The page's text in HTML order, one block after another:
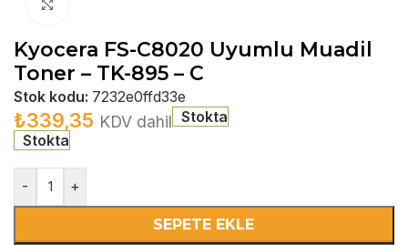
Kyocera FS-C8020 Uyumlu Muadil
Toner – TK-895 – C
Stok kodu: 7232e0ffd33e
₺339,35 KDV dahil Stokta
Stokta
- +
SEPETE EKLE